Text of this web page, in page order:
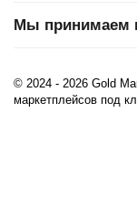
Мы принимаем
© 2024 - 2026 Gold
маркетплейсов под